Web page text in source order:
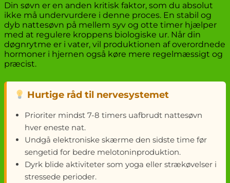
Din søvn er en anden kritisk faktor, som du absolut
ikke må undervurdere i denne proces. En stabil og
dyb nattesøvn på mellem syv og otte timer hjælper
med at regulere kroppens biologiske ur. Når din
døgnrytme er i vater, vil produktionen af overordnede
hormoner i hjernen også køre mere regelmæssigt og
præcist.
Hurtige råd til nervesystemet
Prioriter mindst 7-8 timers uafbrudt nattesøvn
hver eneste nat.
Undgå elektroniske skærme den sidste time før
sengetid for bedre melotoninproduktion.
Dyrk blide aktiviteter som yoga eller strækøvelser i
stressede perioder.